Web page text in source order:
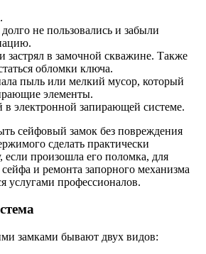
не пользовались и забыли
застрял в замочной скважине. Также
обломки ключа.
пыль или мелкий мусор, который
элементы.
электронной запирающей системе.
сейфовый замок без повреждения
сделать практически
произошла его поломка, для
и ремонта запорного механизма
услугами профессионалов.
замками бывают двух видов: